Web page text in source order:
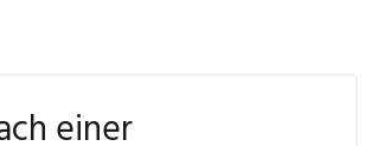
einer